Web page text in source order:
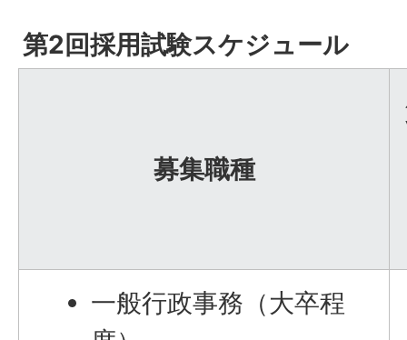
第2回採用試験スケジュール
募集職種
一般行政事務（大卒程